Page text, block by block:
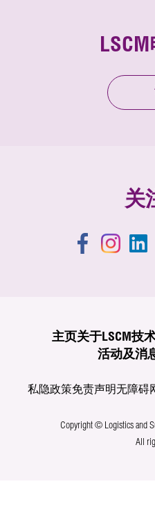
关
主页关于LSCM技
活动及消
私隐政策免责声明无障碍
Copyright © Logistics and
All